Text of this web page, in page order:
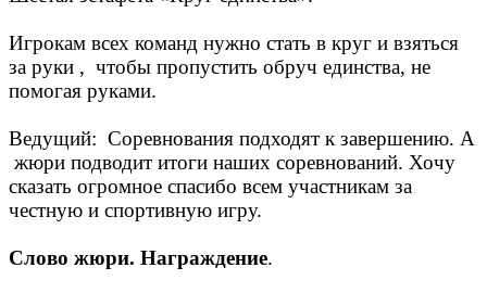
Игрокам всех команд нужно стать в круг и взяться
за руки , чтобы пропустить обруч единства, не
помогая руками.
Ведущий: Соревнования подходят к завершению. А
жюри подводит итоги наших соревнований. Хочу
сказать огромное спасибо всем участникам за
честную и спортивную игру.
Слово жюри. Награждение.